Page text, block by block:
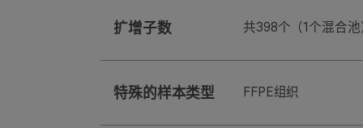
扩增子数 共398个（1个混合池
特殊的样本类型 FFPE组织